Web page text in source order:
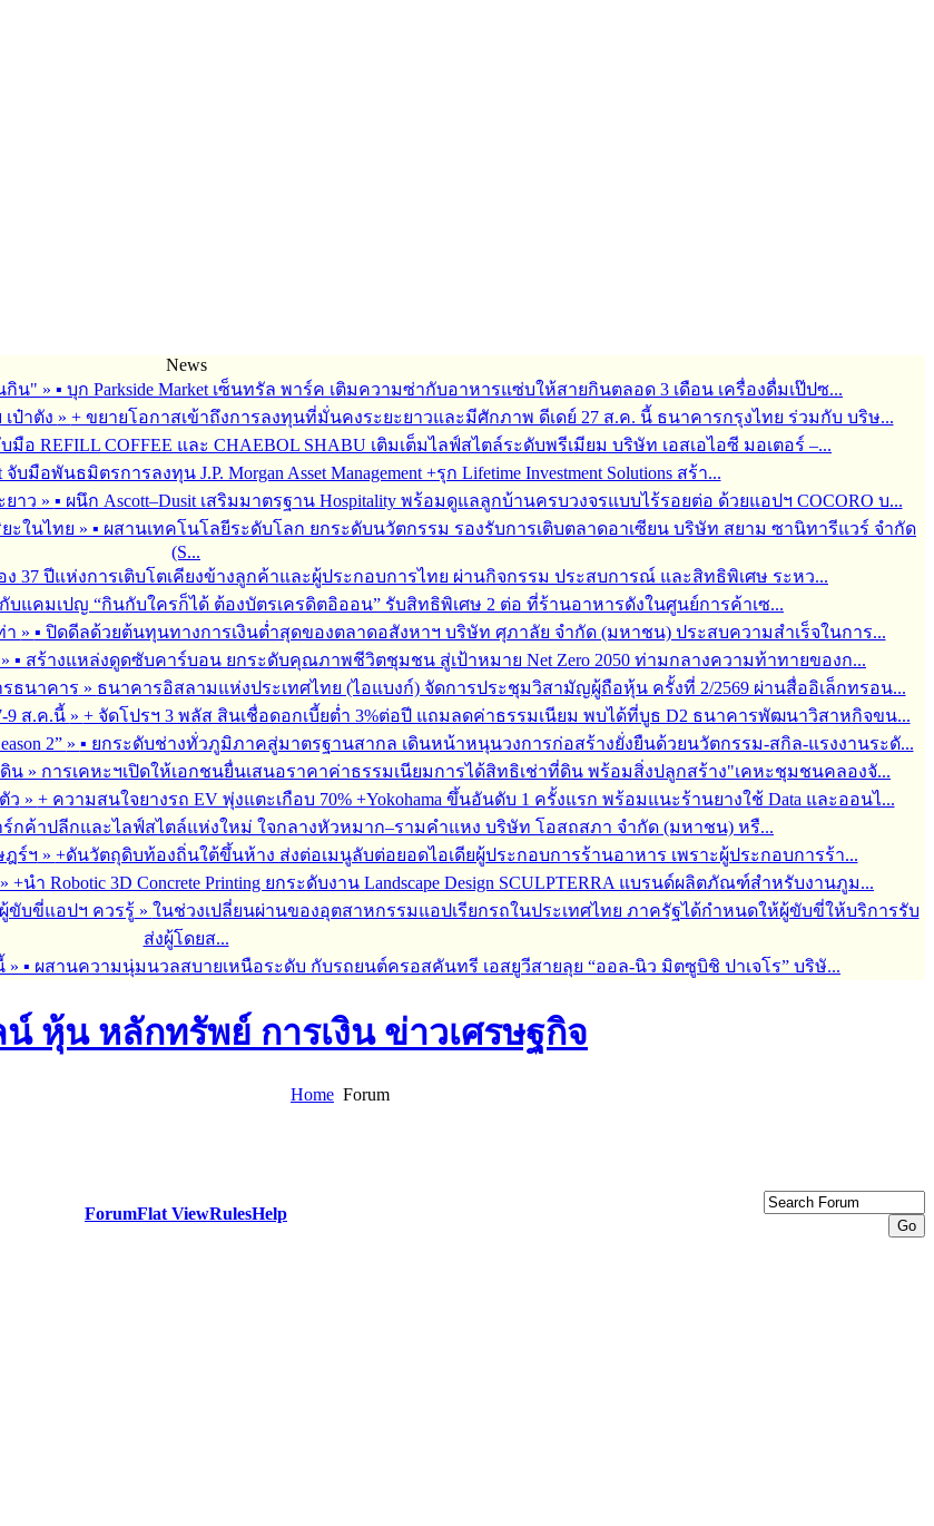
News
กิน" » ▪︎ บุก Parkside Market เซ็นทรัล พาร์ค เติมความซ่ากับอาหารแซ่บให้สายกินตลอด 3 เดือน เครื่องดื่มเป๊ปซ...
ป๋าตัง » + ขยายโอกาสเข้าถึงการลงทุนที่มั่นคงระยะยาวและมีศักภาพ ดีเดย์ 27 ส.ค. นี้ ธนาคารกรุงไทย ร่วมกับ บริษ...
บมือ REFILL COFFEE และ CHAEBOL SHABU เติมเต็มไลฟ์สไตล์ระดับพรีเมียม บริษัท เอสเอไอซี มอเตอร์ –...
จับมือพันธมิตรการลงทุน J.P. Morgan Asset Management +รุก Lifetime Investment Solutions สร้า...
ยาว » ▪︎ ผนึก Ascott–Dusit เสริมมาตรฐาน Hospitality พร้อมดูแลลูกบ้านครบวงจรแบบไร้รอยต่อ ด้วยแอปฯ COCORO บ...
ะในไทย » ▪︎ ผสานเทคโนโลยีระดับโลก ยกระดับนวัตกรรม รองรับการเติบตลาดอาเซียน บริษัท สยาม ซานิทารีแวร์ จำกัด
(S...
ง 37 ปีแห่งการเติบโตเคียงข้างลูกค้าและผู้ประกอบการไทย ผ่านกิจกรรม ประสบการณ์ และสิทธิพิเศษ ระหว...
กับแคมเปญ “กินกับใครก็ได้ ต้องบัตรเครดิตอิออน” รับสิทธิพิเศษ 2 ต่อ ที่ร้านอาหารดังในศูนย์การค้าเซ...
า » ▪︎ ปิดดีลด้วยต้นทุนทางการเงินต่ำสุดของตลาดอสังหาฯ บริษัท ศุภาลัย จำกัด (มหาชน) ประสบความสำเร็จในการ...
» ▪︎ สร้างแหล่งดูดซับคาร์บอน ยกระดับคุณภาพชีวิตชุมชน สู่เป้าหมาย Net Zero 2050 ท่ามกลางความท้าทายของก...
ธนาคาร » ธนาคารอิสลามแห่งประเทศไทย (ไอแบงก์) จัดการประชุมวิสามัญผู้ถือหุ้น ครั้งที่ 2/2569 ผ่านสื่ออิเล็กทรอน...
9 ส.ค.นี้ » + จัดโปรฯ 3 พลัส สินเชื่อดอกเบี้ยต่ำ 3%ต่อปี แถมลดค่าธรรมเนียม พบได้ที่บูธ D2 ธนาคารพัฒนาวิสาหกิจขน...
2” » ▪︎ ยกระดับช่างทั่วภูมิภาคสู่มาตรฐานสากล เดินหน้าหนุนวงการก่อสร้างยั่งยืนด้วยนวัตกรรม-สกิล-แรงงานระดั...
น » การเคหะฯเปิดให้เอกชนยื่นเสนอราคาค่าธรรมเนียมการได้สิทธิเช่าที่ดิน พร้อมสิ่งปลูกสร้าง"เคหะชุมชนคลองจั...
ว » + ความสนใจยางรถ EV พุ่งแตะเกือบ 70% +Yokohama ขึ้นอันดับ 1 ครั้งแรก พร้อมแนะร้านยางใช้ Data และออนไ...
กค้าปลีกและไลฟ์สไตล์แห่งใหม่ ใจกลางหัวหมาก–รามคำแหง บริษัท โอสถสภา จำกัด (มหาชน) หรื...
ฎร์ฯ » +ดันวัตถุดิบท้องถิ่นใต้ขึ้นห้าง ส่งต่อเมนูลับต่อยอดไอเดียผู้ประกอบการร้านอาหาร เพราะผู้ประกอบการร้า...
» +นำ Robotic 3D Concrete Printing ยกระดับงาน Landscape Design SCULPTERRA แบรนด์ผลิตภัณฑ์สำหรับงานภูม...
ขับขี่แอปฯ ควรรู้ » ในช่วงเปลี่ยนผ่านของอุตสาหกรรมแอปเรียกรถในประเทศไทย ภาครัฐได้กำหนดให้ผู้ขับขี่ให้บริการรับ
ส่งผู้โดยส...
» ▪︎ ผสานความนุ่มนวลสบายเหนือระดับ กับรถยนต์ครอสคันทรี เอสยูวีสายลุย “ออล-นิว มิตซูบิชิ ปาเจโร” บริษั...
Home Forum
ForumFlat ViewRulesHelp